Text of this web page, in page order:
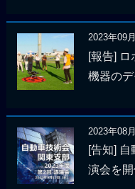
2023年09
[報告]
機器の
2023年08
[告知]
演会を